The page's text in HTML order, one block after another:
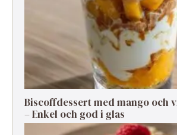
Biscoffdessert med mango och
– Enkel och god i glas